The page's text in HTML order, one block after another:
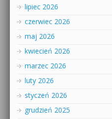
lipiec 2026
czerwiec 2026
maj 2026
kwiecień 2026
marzec 2026
luty 2026
styczeń 2026
grudzień 2025